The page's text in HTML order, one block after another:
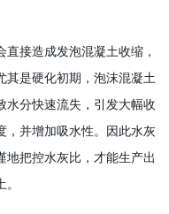
直接造成发泡混凝土收缩，
其是硬化初期，泡沫混凝土
水分快速流失，引发大幅收
，并增加吸水性。因此水灰
地把控水灰比，才能生产出